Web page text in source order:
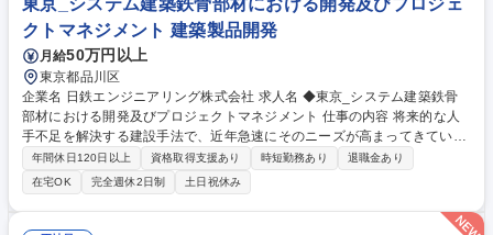
東京_システム建築鉄骨部材における開発及びプロジェ
クトマネジメント 建築製品開発
月給50万円以上
東京都品川区
企業名 日鉄エンジニアリング株式会社 求人名 ◆東京_システム建築鉄骨
部材における開発及びプロジェクトマネジメント 仕事の内容 将来的な人
手不足を解決する建設手法で、近年急速にそのニーズが高まってきている
「システム建築(*)」において、鉄骨システム建築商材の新規開発、PJ推進
(PJマネジメント～実行)までをご担当いただきます。 基本的には、システ
ム建築における鉄骨商品の新商品開発から製作管理までの一連業務をご担
当いただきます。下記、業務例。 ■システム建築鉄骨部材の商品開発 ■プ
年間休日120日以上 資格取得支援あり 時短勤務あり
退職金あり
在宅OK
完全週休2日制 土日祝休み